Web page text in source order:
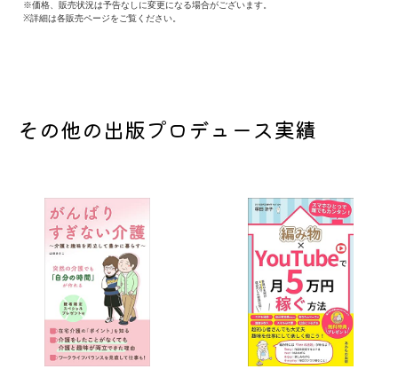
※価格、販売状況は予告なしに変更になる場合がございます。
※詳細は各販売ページをご覧ください。
その他の出版プロデュース実績